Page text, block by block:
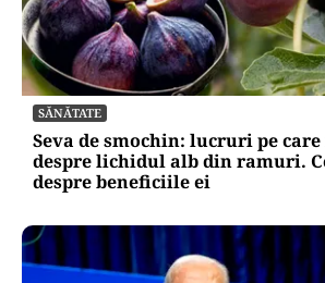
SĂNĂTATE
Seva de smochin: lucruri pe
despre lichidul alb din ramuri.
despre beneficiile ei